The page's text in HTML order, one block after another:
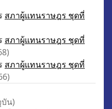
สภาผู้แทนราษฎร ชุดที่
สภาผู้แทนราษฎร ชุดที่
สภาผู้แทนราษฎร ชุดที่
น)